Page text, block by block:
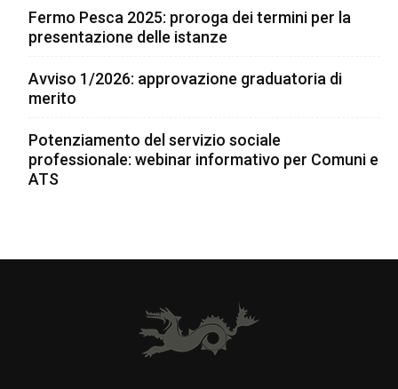
Fermo Pesca 2025: proroga dei termini per la
presentazione delle istanze
Avviso 1/2026: approvazione graduatoria di
merito
Potenziamento del servizio sociale
professionale: webinar informativo per Comuni e
ATS